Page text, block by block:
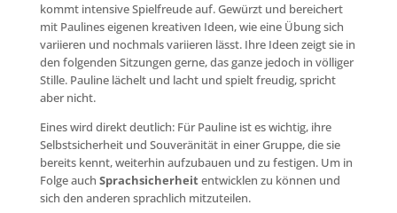
kommt intensive Spielfreude auf. Gewürzt und bereichert
mit Paulines eigenen kreativen Ideen, wie eine Übung sich
variieren und nochmals variieren lässt. Ihre Ideen zeigt sie in
den folgenden Sitzungen gerne, das ganze jedoch in völliger
Stille. Pauline lächelt und lacht und spielt freudig, spricht
aber nicht.
Eines wird direkt deutlich: Für Pauline ist es wichtig, ihre
Selbstsicherheit und Souveränität in einer Gruppe, die sie
bereits kennt, weiterhin aufzubauen und zu festigen. Um in
Folge auch Sprachsicherheitentwicklen zu können und
sich den anderen sprachlich mitzuteilen.